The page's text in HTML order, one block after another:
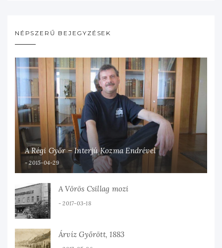
NÉPSZERŰ BEJEGYZÉSEK
A Régi Győr – Interjú Kozma Endrével
2015-04-29
A Vörös Csillag mozi
2017-03-18
Árvíz Győrött, 1883